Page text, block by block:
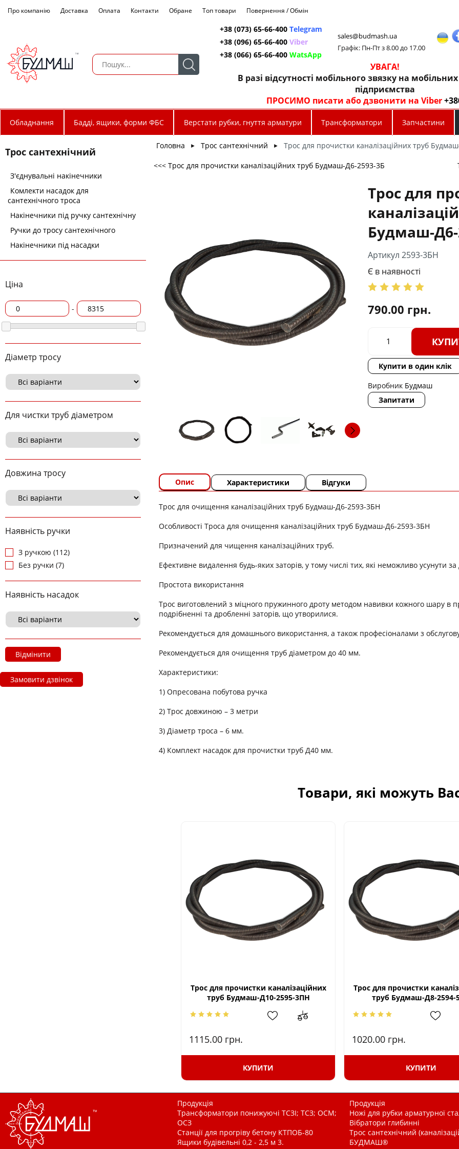
Про компанію Доставка Оплата Контакти Обране Топ товари Повернення / Обмін
+38 (073) 65-66-400 Telegram
+38 (096) 65-66-400 Viber
+38 (066) 65-66-400 WatsApp
sales@budmash.ua
Графік: Пн-Пт з 8.00 до 17.00
УВАГА!
В разі відсутності мобільного звязку на
підприємства
ПРОСИМО писати або дзвонити на Viber
Обладнання Бадді, ящики, форми ФБС Верстати рубки, гнуття арматури Трансформатори Запчастини
Трос сантехнічний
З'єднувальні накінечники
Комлекти насадок для
сантехнічного троса
Накінечники під ручку сантехнічну
Ручки до тросу сантехнічного
Накінечники під насадки
Ціна
-
Діаметр тросу
Для чистки труб діаметром
Довжина тросу
Наявність ручки
З ручкою (112)
Без ручки (7)
Наявність насадок
Відмінити
Замовити дзвінок
Головна ► Трос сантехнічний ► Трос для прочистки каналізаційних труб
<<< Трос для прочистки каналізаційних труб Будмаш-Д6-2593-3Б
Трос для
Будмаш-Д6-
Артикул 2593-3БН
Є в наявності
790.00 грн.
Купити в один клік
Виробник Будмаш
Запитати
Опис Характеристики Відгуки
Трос для очищення каналізаційних труб Будмаш-Д6-2593-3БН
Особливості Троса для очищення каналізаційних труб Будмаш-Д6-2593-3БН
Призначений для чищення каналізаційних труб.
Ефективне видалення будь-яких заторів, у тому числі тих, які неможливо усунути
Простота використання
Трос виготовлений з міцного пружинного дроту методом навивки кожного шару в
подрібненні та дробленні заторів, що утворилися.
Рекомендується для домашнього використання, а також професіоналами з
Рекомендується для очищення труб діаметром до 40 мм.
Характеристики:
1) Опресована побутова ручка
2) Трос довжиною – 3 метри
3) Діаметр троса – 6 мм.
4) Комплект насадок для прочистки труб Д40 мм.
Товари, які можуть
Трос для прочистки каналізаційних
труб Будмаш-Д10-2595-3ПН
1115.00 грн.
КУПИТИ
Трос для прочистки
труб Будмаш-Д8-2594-
1020.00 грн.
КУПИТИ
Продукція
Трансформатори понижуючі ТСЗІ; ТСЗ; ОСМ;
ОСЗ
Станції для прогріву бетону КТПОБ-80
Ящики будівельні 0,2 - 2,5 м 3.
Продукція
Ножі для рубки арматурної
Вібратори глибинні
Трос сантехнічний
БУДМАШ®